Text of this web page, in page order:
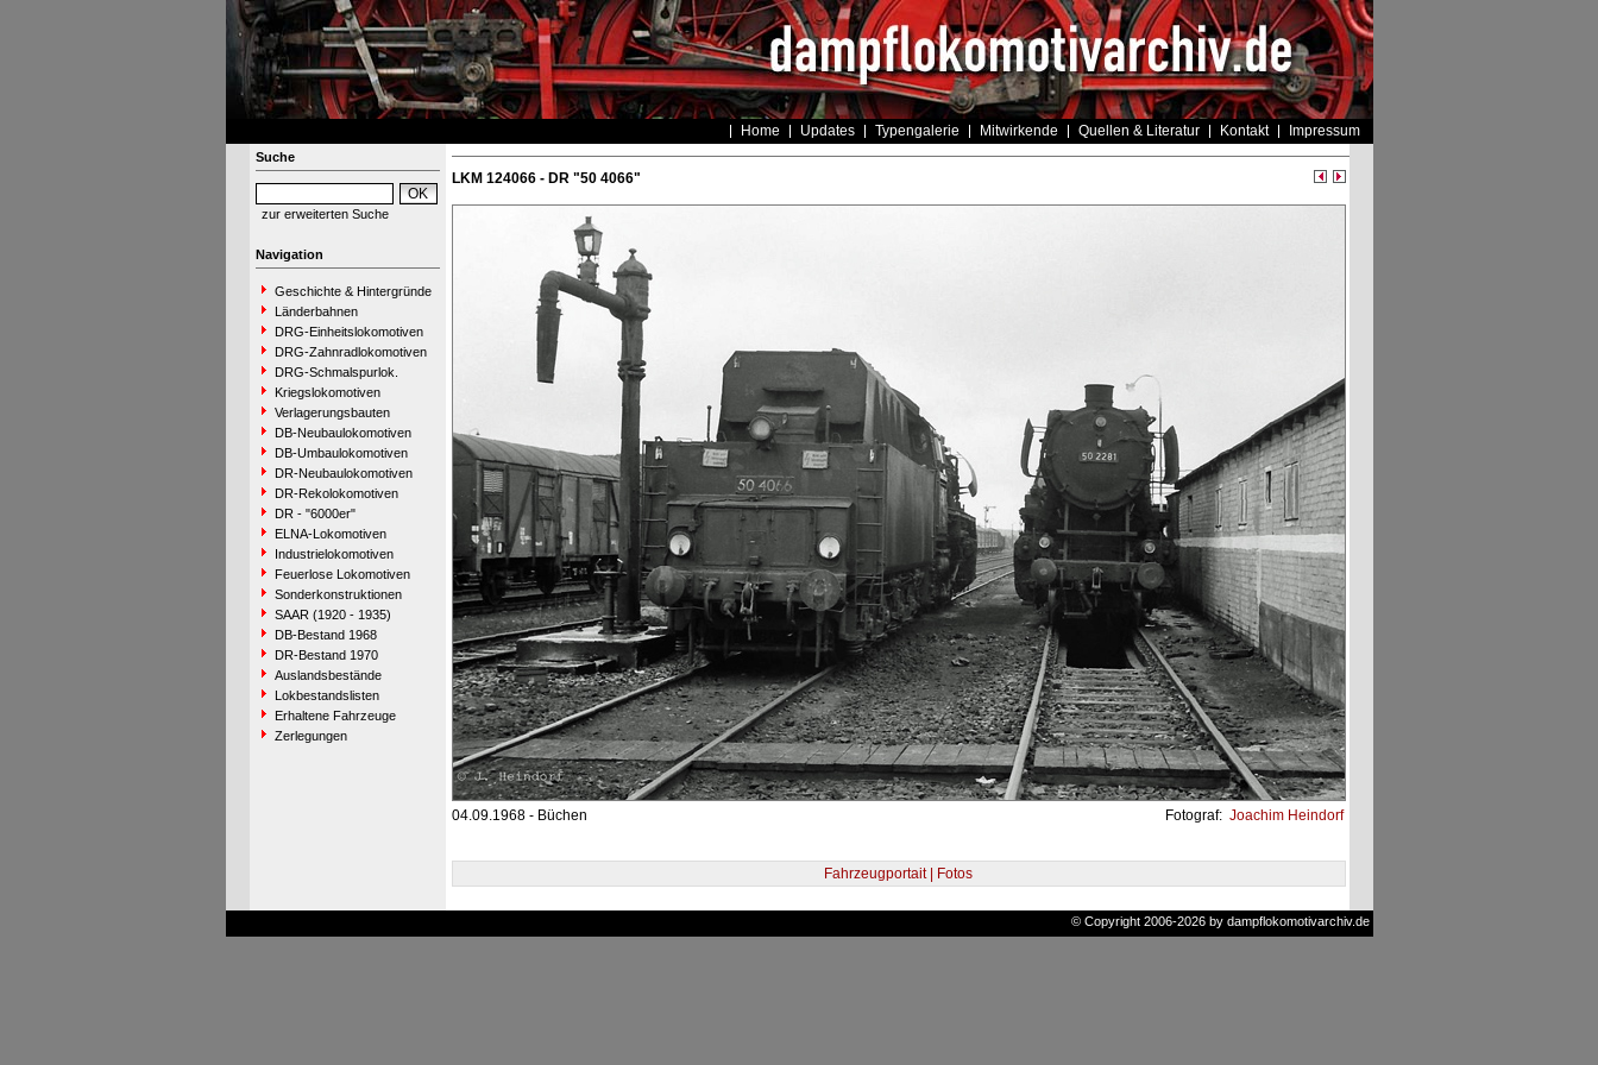
Home Updates Typengalerie Mitwirkende Quellen & Literatur Kontakt Impressum
Suche
zur erweiterten Suche
Navigation
Geschichte & Hintergründe
Länderbahnen
DRG-Einheitslokomotiven
DRG-Zahnradlokomotiven
DRG-Schmalspurlok.
Kriegslokomotiven
Verlagerungsbauten
DB-Neubaulokomotiven
DB-Umbaulokomotiven
DR-Neubaulokomotiven
DR-Rekolokomotiven
DR - "6000er"
ELNA-Lokomotiven
Industrielokomotiven
Feuerlose Lokomotiven
Sonderkonstruktionen
SAAR (1920 - 1935)
DB-Bestand 1968
DR-Bestand 1970
Auslandsbestände
Lokbestandslisten
Erhaltene Fahrzeuge
Zerlegungen
LKM 124066 - DR "50 4066"
04.09.1968 - Büchen Fotograf: Joachim Heindorf
Fahrzeugportait | Fotos
© Copyright 2006-2026 by dampflokomotivarchiv.de